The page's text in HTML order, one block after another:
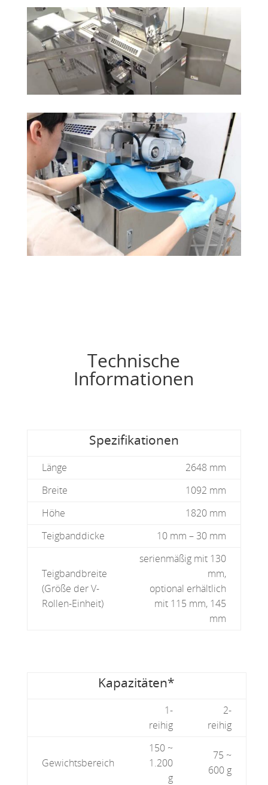
Technische
Informationen
Spezifikationen
Länge
2648 mm
Breite
1092 mm
Höhe
1820 mm
Teigbanddicke
10 mm – 30 mm
Teigbandbreite
(Größe der V-
Rollen-Einheit)
serienmäßig mit 130
mm,
optional erhältlich
mit 115 mm, 145
mm
Kapazitäten*
1-
reihig
2-
reihig
Gewichtsbereich
150 ~
1.200
g
75 ~
600 g